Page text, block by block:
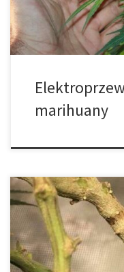
minerały […]
marihuany
Trening roślin – mało
Marihuana to
bardzo dobrze reaguje
przycinanie;